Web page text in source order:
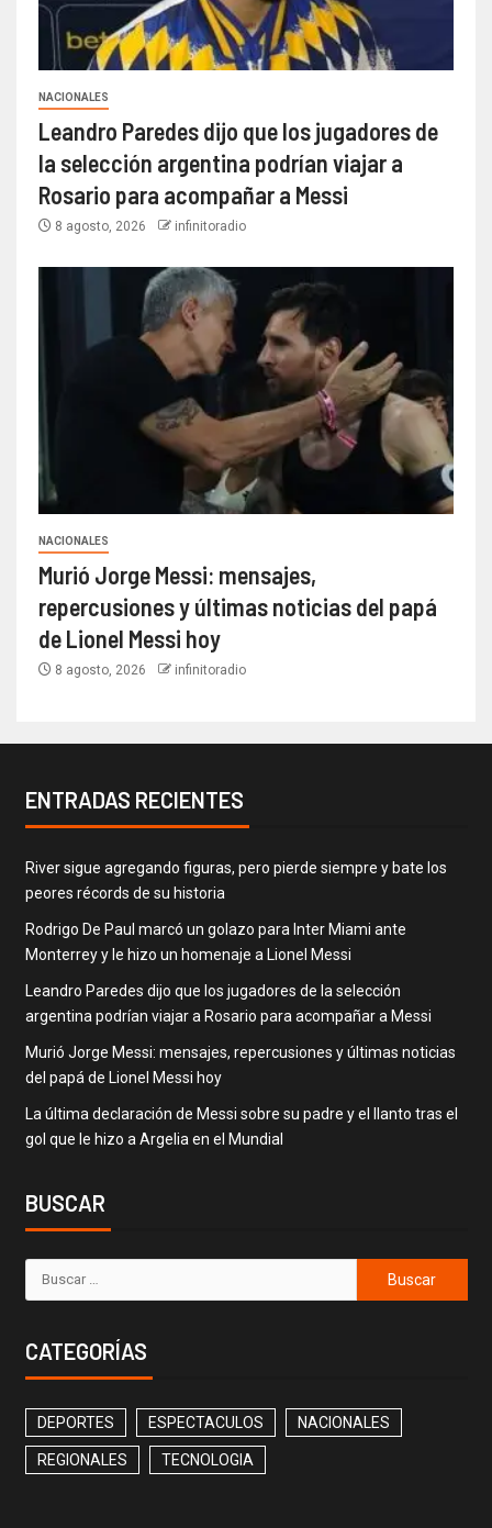
NACIONALES
Leandro Paredes dijo que los jugadores de
la selección argentina podrían viajar a
Rosario para acompañar a Messi
8 agosto, 2026 infinitoradio
NACIONALES
Murió Jorge Messi: mensajes,
repercusiones y últimas noticias del papá
de Lionel Messi hoy
8 agosto, 2026 infinitoradio
ENTRADAS RECIENTES
River sigue agregando figuras, pero pierde siempre y bate los
peores récords de su historia
Rodrigo De Paul marcó un golazo para Inter Miami ante
Monterrey y le hizo un homenaje a Lionel Messi
Leandro Paredes dijo que los jugadores de la selección
argentina podrían viajar a Rosario para acompañar a Messi
Murió Jorge Messi: mensajes, repercusiones y últimas noticias
del papá de Lionel Messi hoy
La última declaración de Messi sobre su padre y el llanto tras el
gol que le hizo a Argelia en el Mundial
BUSCAR
CATEGORÍAS
DEPORTES ESPECTACULOS NACIONALES
REGIONALES TECNOLOGIA